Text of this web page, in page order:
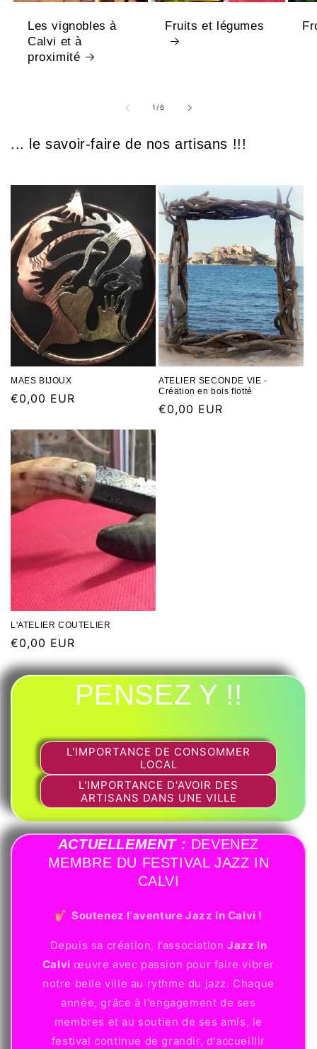
Les vignobles à
Calvi et à
proximité
Fruits et légumes
1 /6
... le savoir-faire de nos artisans !!!
MAES BIJOUX
€0,00 EUR
ATELIER SECONDE VIE -
Création en bois flotté
€0,00 EUR
L'ATELIER COUTELIER
€0,00 EUR
PENSEZ Y !!
L'IMPORTANCE DE CONSOMMER
LOCAL
L'IMPORTANCE D'AVOIR DES
ARTISANS DANS UNE VILLE
ACTUELLEMENT : DEVENEZ
MEMBRE DU FESTIVAL JAZZ IN
CALVI
🎷Soutenez l'aventure Jazz In Calvi !
Depuis sa création, l’associationJazz In
Calvi œuvre avec passion pour faire vibrer
notre belle ville au rythme du jazz. Chaque
année, grâce à l'engagement de ses
membres et au soutien de ses amis, le
festival continue de grandir, d'accueillir